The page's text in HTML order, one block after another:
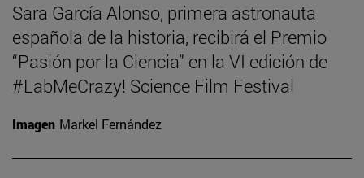
Sara García Alonso, primera astronauta
española de la historia, recibirá el Premio
“Pasión por la Ciencia” en la VI edición de
#LabMeCrazy! Science Film Festival
Imagen Markel Fernández